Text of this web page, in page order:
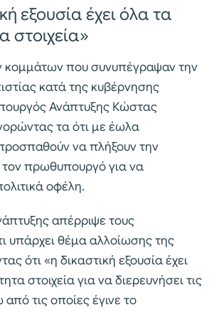
εξουσία έχει όλα τα
στοιχεία»
κομμάτων που συνυπέγραψαν την
κατά της κυβέρνησης
Ανάπτυξης Κώστας
τα ότι με έωλα
να πλήξουν την
τον πρωθυπουργό για να
οφέλη.
απέρριψε τους
υπάρχει θέμα αλλοίωσης της
ότι «η δικαστική εξουσία έχει
στοιχεία για να διερευνήσει τις
τις οποίες έγινε το